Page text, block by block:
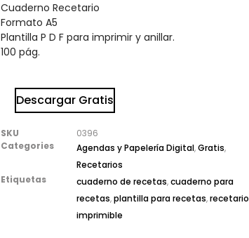
Cuaderno Recetario
Formato A5
Plantilla P D F para imprimir y anillar.
100 pág.
Descargar Gratis
SKU
0396
Categories
Agendas y Papelería Digital,Gratis,
Recetarios
Etiquetas
cuaderno de recetas,cuaderno para
recetas,plantilla para recetas,recetario
imprimible